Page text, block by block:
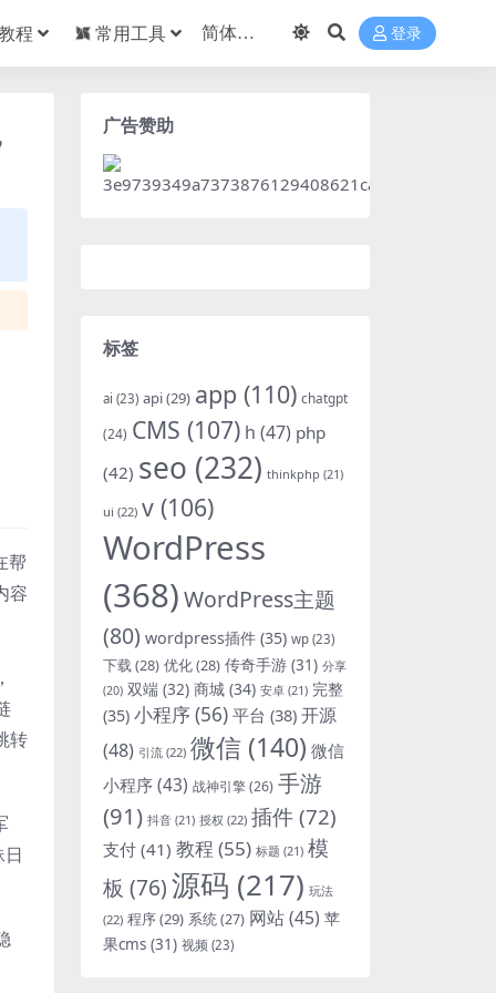
程 常用工具 登录
帮
容
转
广告赞助
标签
ai (23) api(29) app (110) chatgpt
(24) CMS (107) h (47) php
(42) seo (232) thinkphp (21)
ui (22) v (106)
WordPress
(368)WordPress主题
(80) wordpress插件 (35) wp (23)
下载(28) 优化(28) 传奇手游 (31) 分享
(20) 双端 (32) 商城 (34) 安卓 (21) 完整
(35) 小程序(56) 平台 (38) 开源
(48) 引流 (22) 微信 (140) 微信
小程序(43) 战神引擎(26) 手游
(91) 抖音 (21) 授权 (22) 插件 (72)
支付 (41) 教程 (55) 标题 (21) 模
板 (76)源码 (217) 玩法
(22) 程序(29) 系统(27) 网站(45) 苹
果cms (31) 视频 (23)